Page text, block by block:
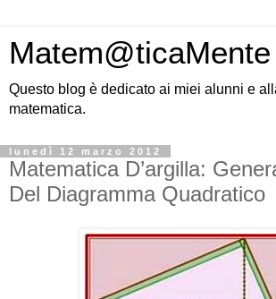
Matem@ticaMente
Questo blog è dedicato ai miei alunni e
matematica.
lunedì 12 marzo 2012
Matematica D’argilla:
Del Diagramma Quadratico